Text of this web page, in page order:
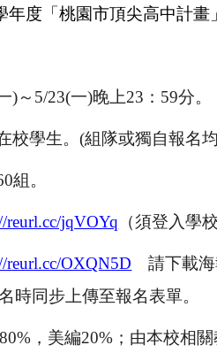
年度「桃園市頂尖高中計畫
)～5/23(一)晚上23 ： 59分。
校學生。(組隊或獨自報名
組。
reurl.cc/jqVOYq （須登入學
reurl.cc/OXQN5D 請下載海
時同步上傳至報名表單。
，美編20%；由本校相關